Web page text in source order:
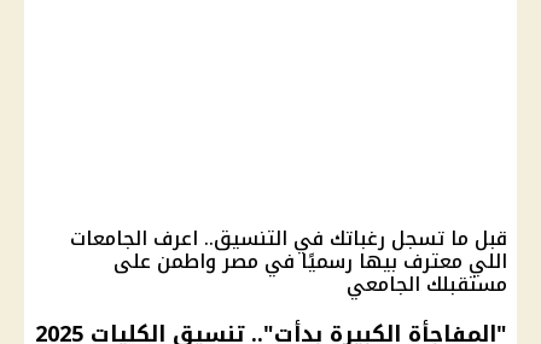
قبل ما تسجل رغباتك في التنسيق.. اعرف الجامعات
اللي معترف بيها رسميًا في مصر واطمن على
مستقبلك الجامعي
"المفاجأة الكبيرة بدأت".. تنسيق الكليات 2025